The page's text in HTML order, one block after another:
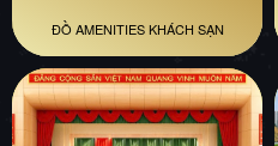
ĐỒ AMENITIES KHÁCH SẠN